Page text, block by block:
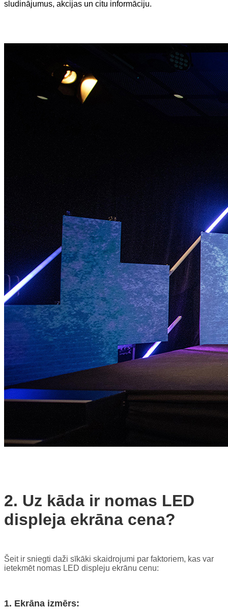
sludinājumus, akcijas un citu informāciju.
2. Uz kāda ir nomas LED
displeja ekrāna cena?
Šeit ir sniegti daži sīkāki skaidrojumi par faktoriem, kas var
ietekmēt nomas LED displeju ekrānu cenu:
1. Ekrāna izmērs: